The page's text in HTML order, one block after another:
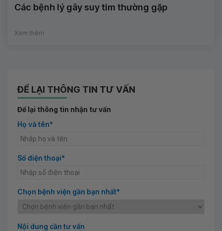
Các bệnh lý gây suy tim thường gặp
Xem thêm
ĐỂ LẠI THÔNG TIN TƯ VẤN
Để lại thông tin nhận tư vấn
Họ và tên*
Số điện thoại*
Chọn bệnh viện gần bạn nhất*
Nội dung cần tư vấn